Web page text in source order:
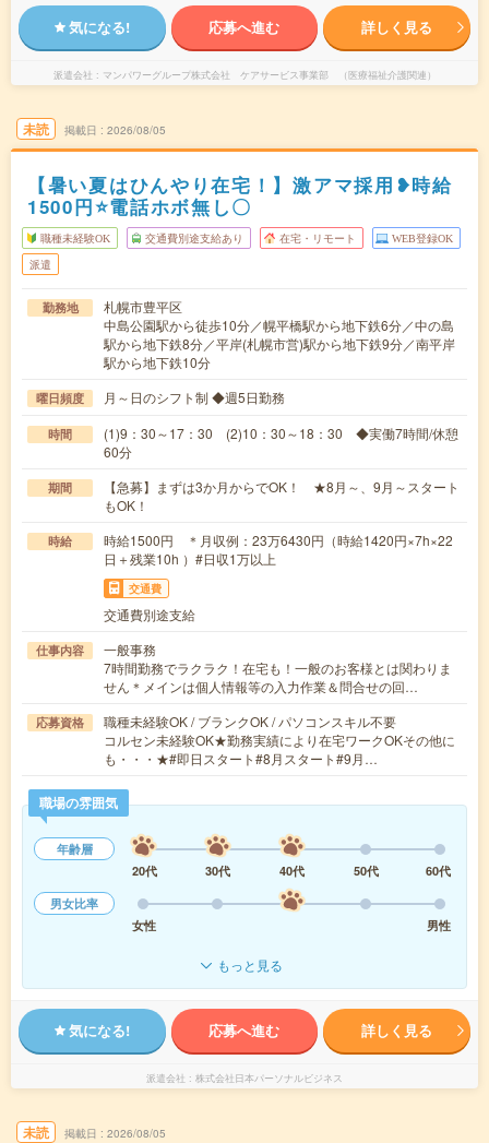
気になる! 応募へ進む 詳しく見る
派遣会社 マンパワーグループ株式会社 ケアサービス事業部 （医療福祉介護関連）
未読 掲載日 2026/08/05
【暑い夏はひんやり在宅！】激アマ採用❥時給
1500円⭐電話ホボ無し〇
職種未経験OK 交通費別途支給あり 在宅・リモート WEB登録OK
派遣
勤務地
札幌市豊平区
中島公園駅から徒歩10分／幌平橋駅から地下鉄6分／中の島
駅から地下鉄8分／平岸(札幌市営)駅から地下鉄9分／南平岸
駅から地下鉄10分
曜日頻度 月～日のシフト制 ◆週5日勤務
時間
(1)9：30～17：30 (2)10：30～18：30 ◆実働7時間/休憩
60分
期間
【急募】まずは3か月からでOK！ ★8月～、9月～スタート
もOK！
時給
時給1500円 ＊月収例：23万6430円（時給1420円×7h×22
日＋残業10h ）#日収1万以上
交通費
交通費別途支給
仕事内容
一般事務
7時間勤務でラクラク！在宅も！一般のお客様とは関わりま
せん＊メインは個人情報等の入力作業＆問合せの回…
応募資格
職種未経験OK / ブランクOK / パソコンスキル不要
コルセン未経験OK★勤務実績により在宅ワークOKその他に
も・・・★#即日スタート#8月スタート#9月…
職場の雰囲気
年齢層
20代
30代 40代 50代
60代
男女比率
女性
男性
もっと見る
気になる! 応募へ進む 詳しく見る
派遣会社 株式会社日本パーソナルビジネス
未読 掲載日 2026/08/05